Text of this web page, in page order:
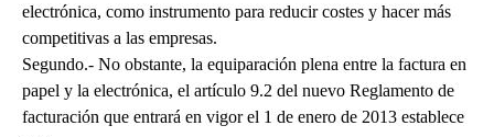
electrónica, como instrumento para reducir costes y hacer más
competitivas a las empresas.
Segundo.- No obstante, la equiparación plena entre la factura en
papel y la electrónica, el artículo 9.2 del nuevo Reglamento de
facturación que entrará en vigor el 1 de enero de 2013 establece